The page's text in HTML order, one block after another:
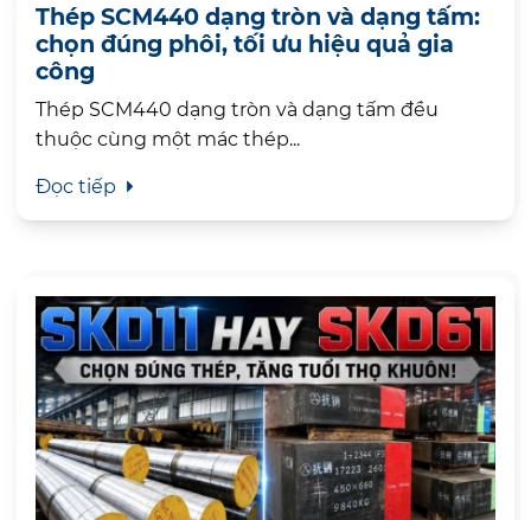
Thép SCM440 dạng tròn và dạng tấm:
chọn đúng phôi, tối ưu hiệu quả gia
công
Thép SCM440 dạng tròn và dạng tấm đều
thuộc cùng một mác thép...
Đọc tiếp